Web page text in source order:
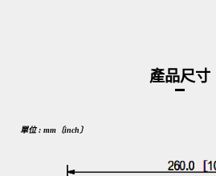
產品尺寸
單位 : mm〔inch〕